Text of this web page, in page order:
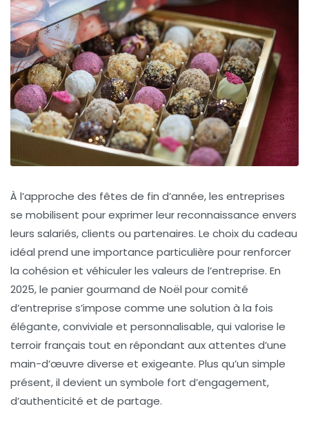
À l’approche des fêtes de fin d’année, les entreprises
se mobilisent pour exprimer leur reconnaissance envers
leurs salariés, clients ou partenaires. Le choix du cadeau
idéal prend une importance particulière pour renforcer
la cohésion et véhiculer les valeurs de l’entreprise. En
2025, le panier gourmand de Noël pour comité
d’entreprise s’impose comme une solution à la fois
élégante, conviviale et personnalisable, qui valorise le
terroir français tout en répondant aux attentes d’une
main-d’œuvre diverse et exigeante. Plus qu’un simple
présent, il devient un symbole fort d’engagement,
d’authenticité et de partage.